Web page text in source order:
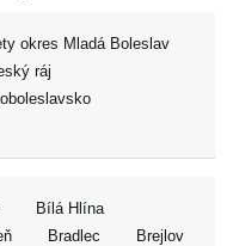
okres Mladá Boleslav
ráj
Bílá Hlína
Bradlec
Brejlov